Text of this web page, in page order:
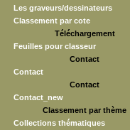
Les graveurs/dessinateurs
Classement par cote
Téléchargement
Feuilles pour classeur
Contact
Contact
Contact
Contact_new
Classement par thème
Collections thématiques